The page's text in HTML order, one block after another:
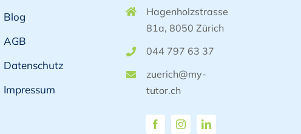
Blog
AGB
Datenschutz
Impressum
Hagenholzstrasse
81a, 8050 Zürich
044 797 63 37
zuerich@my-
tutor.ch